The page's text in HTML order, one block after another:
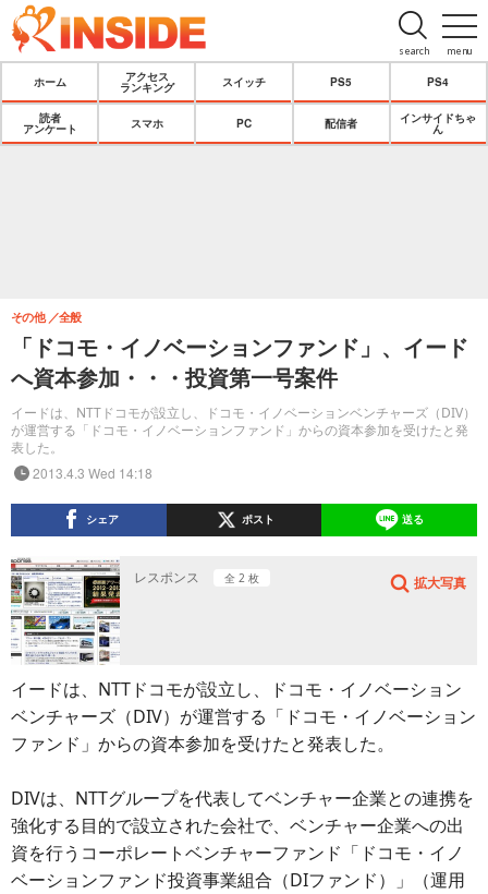
menu
search
ホーム
アクセス
ランキング
スイッチ PS5 PS4
読者
アンケート
スマホ PC 配信者
インサイドちゃ
ん
「ドコモ・イノベーションファンド」、イード
へ資本参加・・・投資第一号案件
イードは、NTTドコモが設立し、ドコモ・イノベーションベンチャーズ（DIV）
が運営する「ドコモ・イノベーションファンド」からの資本参加を受けたと発
表した。
その他 全般
2013.4.3 Wed 14:18
シェア ポスト 送る
レスポンス 全 2 枚 拡大写真
イードは、NTTドコモが設立し、ドコモ・イノベーション
ベンチャーズ（DIV）が運営する「ドコモ・イノベーション
ファンド」からの資本参加を受けたと発表した。
DIVは、NTTグループを代表してベンチャー企業との連携を
強化する目的で設立された会社で、ベンチャー企業への出
資を行うコーポレートベンチャーファンド「ドコモ・イノ
ベーションファンド投資事業組合（DIファンド）」（運用